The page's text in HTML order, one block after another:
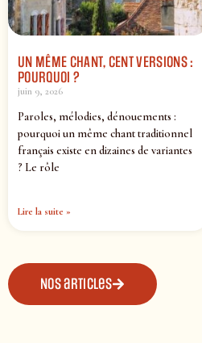
UN MÊME CHANT, CENT VERSIONS :
POURQUOI ?
juin 9, 2026
Paroles, mélodies, dénouements :
pourquoi un même chant traditionnel
français existe en dizaines de variantes
? Le rôle
Lire la suite »
Nos articles